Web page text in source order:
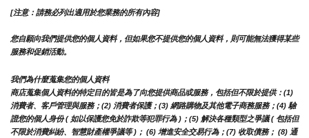
[注意：請務必列出適用於您業務的所有內容]
您自願向我們提供您的個人資料，但如果您不提供您的個人資料，則可能無法獲得某些
服務和促銷活動。
我們為什麼蒐集您的個人資料
商店蒐集個人資料的特定目的皆是為了向您提供商品或服務，包括但不限於提供：(1)
消費者、客戶管理與服務；(2) 消費者保護；(3) 網路購物及其他電子商務服務；(4) 驗
證您的個人身份 ( 如以保護您免於詐欺等犯罪行為 )；(5) 解決各種類型之爭議 ( 包括但
不限於消費糾紛、智慧財產權爭議等 )； (6) 增進安全交易行為；(7) 收取債務； (8) 通